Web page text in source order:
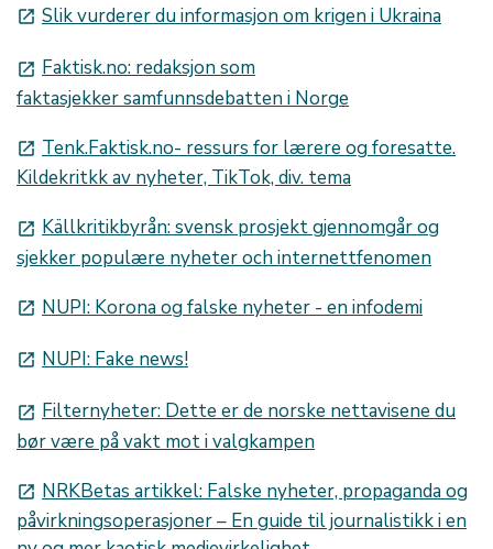
launch Slik vurderer du informasjon om krigen i Ukraina
launch Faktisk.no: redaksjon som
faktasjekker samfunnsdebatten i Norge
launch Tenk.Faktisk.no- ressurs for lærere og foresatte.
Kildekritkk av nyheter, TikTok, div. tema
launch Källkritikbyrån: svensk prosjekt gjennomgår og
sjekker populære nyheter och internettfenomen
launch NUPI: Korona og falske nyheter - en infodemi
launch NUPI: Fake news!
launch Filternyheter: Dette er de norske nettavisene du
bør være på vakt mot i valgkampen
launch NRKBetas artikkel: Falske nyheter, propaganda og
påvirkningsoperasjoner – En guide til journalistikk i en